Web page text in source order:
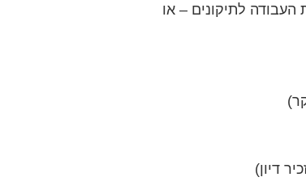
העבודה לתיקונים – או
דיון)